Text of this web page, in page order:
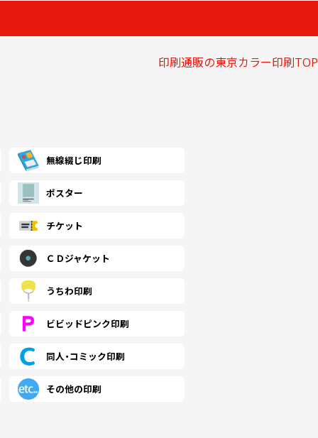
印刷通販の東京カラー印刷TOP
無線綴じ印刷
ポスター
チケット
ＣＤジャケット
うちわ印刷
ビビッドピンク印刷
同人・コミック印刷
その他の印刷